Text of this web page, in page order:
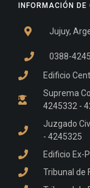
INFORMACIÓN DE
Jujuy,
0388-
Edificio
Suprema
4245332 -
Juzgado
- 4245325
Edificio Ex-
Tribunal de